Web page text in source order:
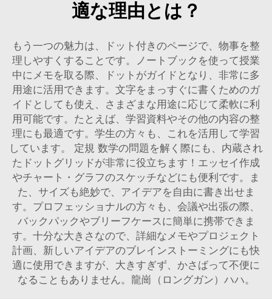
適な理由とは？
もう一つの魅力は、ドット付きのページで、物事を整
理しやすくすることです。ノートブックを使って授業
中にメモを取る際、ドットがガイドとなり、非常に多
用途に活用できます。文字をまっすぐに書くためのガ
イドとしても使え、さまざまな用途に応じて柔軟に利
用可能です。たとえば、学習資料やその他の内容の整
理にも最適です。学生の方々も、これを活用して学習
しています。 定規 数学の問題を解く際にも、内蔵され
たドットグリッドが非常に役立ちます！エッセイ作成
やチャート・グラフのスケッチなどにも便利です。ま
た、サイズも絶妙で、アイデアを自由に書き出せま
す。プロフェッショナルの方々も、会議や出張の際、
バックパックやブリーフケースに簡単に携帯できま
す。十分な大きさなので、詳細なメモやプロジェクト
計画、新しいアイデアのブレインストーミングにも快
適に使用できますが、大きすぎず、かさばって不便に
なることもありません。龍崗（ロングガン）ハハ。